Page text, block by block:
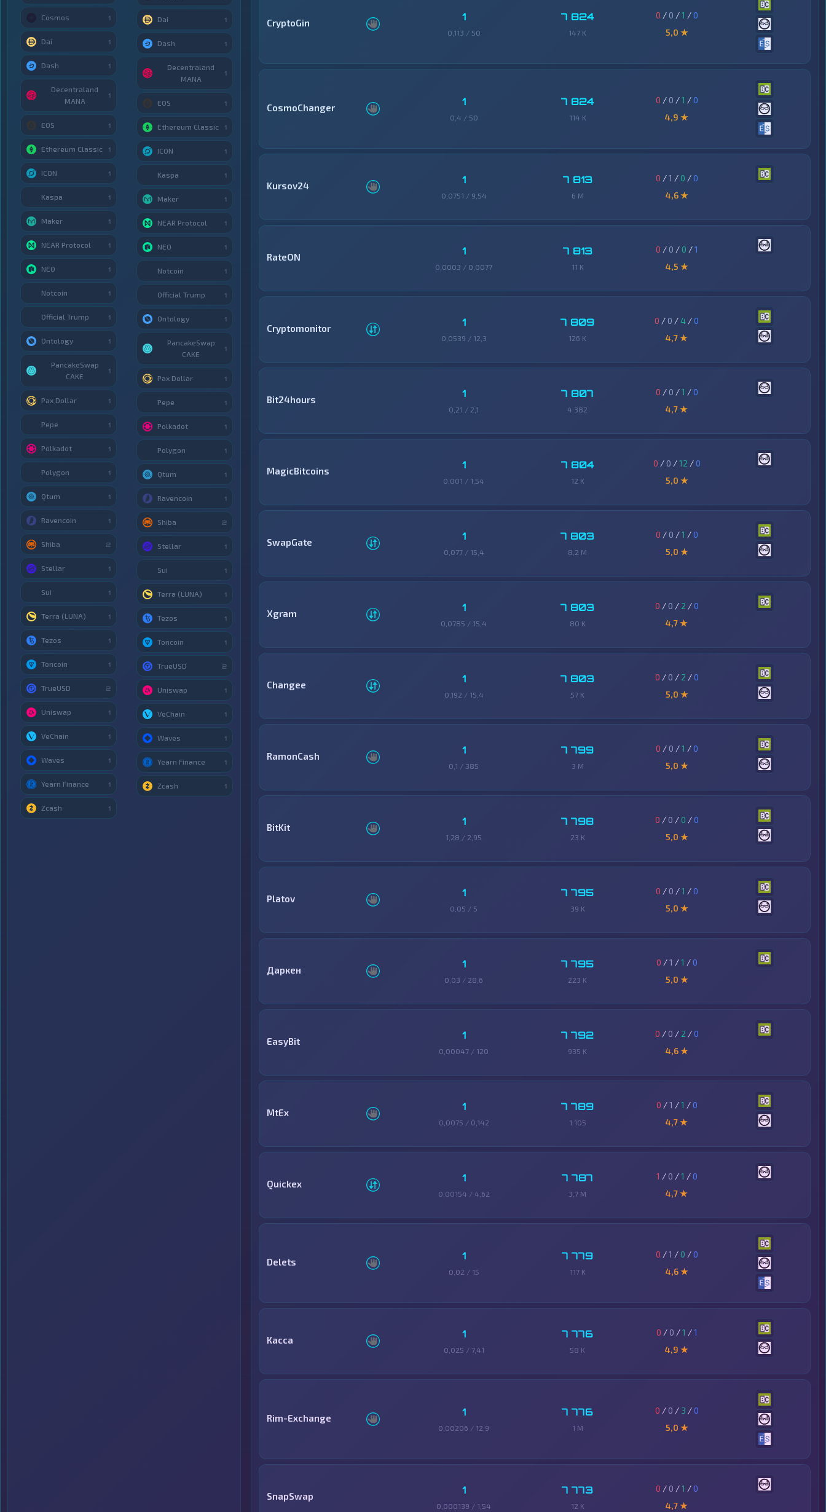
CryptoGin 1
0,113 / 50
7 824
147 K
0 / 0 /1 /0
5,0 ★
CosmoChanger 1
0,4 / 50
7 824
114 K
0 / 0 /1 /0
4,9 ★
Kursov24 1
0,0751 / 9,54
7 813
6 M
0 /1 / 0 /0
4,6 ★
RateON 1
0,0003 / 0,0077
7 813
11 K
0 / 0 / 0 /1
4,5 ★
Cryptomonitor 1
0,0539 / 12,3
7 809
126 K
0 / 0 / 4 /0
4,7 ★
Bit24hours 1
0,21 / 2,1
7 807
4 382
0 / 0 /1 /0
4,7 ★
MagicBitcoins 1
0,001 / 1,54
7 804
12 K
0 / 0 /12 /0
5,0 ★
SwapGate 1
0,077 / 15,4
7 803
8,2 M
0 / 0 /1 /0
5,0 ★
Xgram 1
0,0785 / 15,4
7 803
80 K
0 / 0 / 2 /0
4,7 ★
Changee 1
0,192 / 15,4
7 803
57 K
0 / 0 / 2 /0
5,0 ★
RamonCash 1
0,1 / 385
7 799
3 M
0 / 0 /1 /0
5,0 ★
BitKit 1
1,28 / 2,95
7 798
23 K
0 / 0 / 0 /0
5,0 ★
Platov 1
0,05 / 5
7 795
39 K
0 / 0 /1 /0
5,0 ★
Даркен 1
0,03 / 28,6
7 795
223 K
0 /1 /1 /0
5,0 ★
EasyBit 1
0,00047 / 120
7 792
935 K
0 / 0 / 2 /0
4,6 ★
MtEx 1
0,0075 / 0,142
7 789
1 105
0 /1 /1 /0
4,7 ★
Quickex 1
0,00154 / 4,62
7 787
3,7 M
1 / 0 /1 /0
4,7 ★
Delets 1
0,02 / 15
7 779
117 K
0 /1 / 0 /0
4,6 ★
Касса 1
0,025 / 7,41
7 776
58 K
0 / 0 /1 /1
4,9 ★
Rim-Exchange 1
0,00206 / 12,9
7 776
1 M
0 / 0 / 3 /0
5,0 ★
SnapSwap 1
0,000139 / 1,54
7 773
12 K
0 / 0 /1 /0
4,7 ★
Cosmos 1
Dai 1
Dash 1
Decentraland
MANA
1
EOS 1
Ethereum Classic 1
ICON 1
Kaspa 1
Maker 1
NEAR Protocol 1
NEO 1
Notcoin 1
Official Trump 1
Ontology 1
PancakeSwap
CAKE
1
Pax Dollar 1
Pepe 1
Polkadot 1
Polygon 1
Qtum 1
Ravencoin 1
Shiba 2
Stellar 1
Sui 1
Terra (LUNA) 1
Tezos 1
Toncoin 1
TrueUSD 2
Uniswap 1
VeChain 1
Waves 1
Yearn Finance 1
Zcash 1
Dai 1
Dash 1
Decentraland
MANA
1
EOS 1
Ethereum Classic 1
ICON 1
Kaspa 1
Maker 1
NEAR Protocol 1
NEO 1
Notcoin 1
Official Trump 1
Ontology 1
PancakeSwap
CAKE
1
Pax Dollar 1
Pepe 1
Polkadot 1
Polygon 1
Qtum 1
Ravencoin 1
Shiba 2
Stellar 1
Sui 1
Terra (LUNA) 1
Tezos 1
Toncoin 1
TrueUSD 2
Uniswap 1
VeChain 1
Waves 1
Yearn Finance 1
Zcash 1